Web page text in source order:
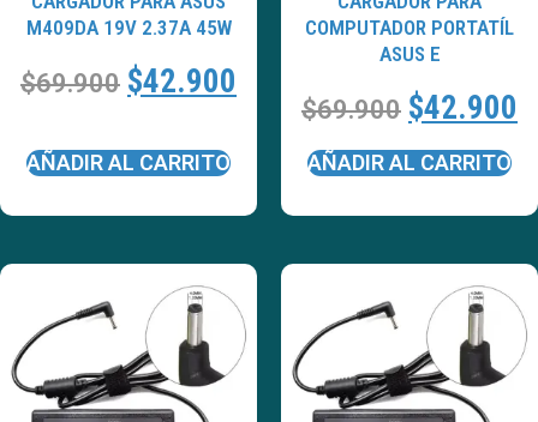
M409DA 19V 2.37A 45W
$69.900 $42.900
AÑADIR AL CARRITO
COMPUTADOR PORTATÍL
ASUS E
$69.900 $42.900
AÑADIR AL CARRITO